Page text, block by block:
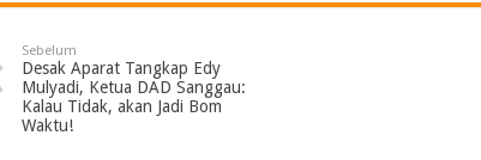
Sebelum
Desak Aparat Tangkap Edy
Mulyadi, Ketua DAD Sanggau:
Kalau Tidak, akan Jadi Bom
Waktu!